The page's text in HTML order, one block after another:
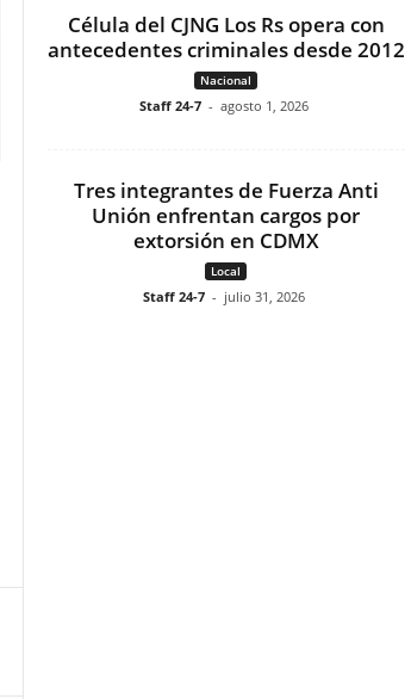
Célula del CJNG Los Rs opera con
antecedentes criminales desde 2012
Nacional
Staff 24-7 - agosto 1, 2026
Tres integrantes de Fuerza Anti
Unión enfrentan cargos por
extorsión en CDMX
Local
Staff 24-7 - julio 31, 2026